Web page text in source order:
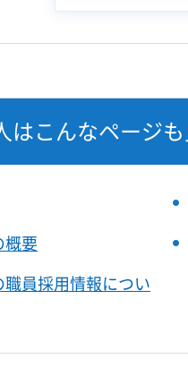
はこんなページ
概要
員採用情報につい